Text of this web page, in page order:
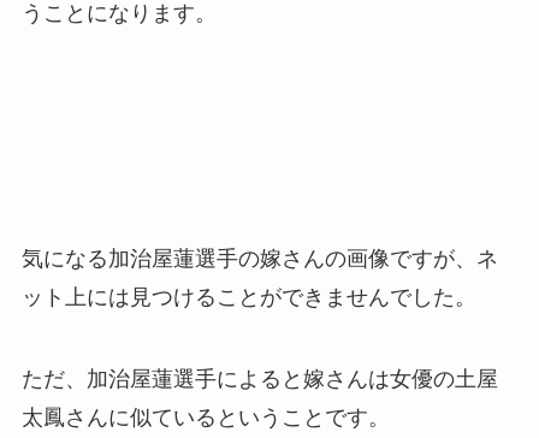
うことになります。
気になる加治屋蓮選手の嫁さんの画像ですが、ネ
ット上には見つけることができませんでした。
ただ、加治屋蓮選手によると嫁さんは女優の土屋
太鳳さんに似ているということです。